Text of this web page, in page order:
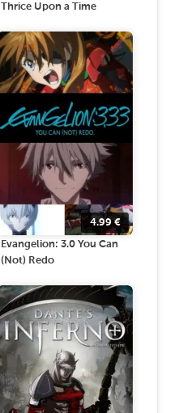
Thrice Upon a Time
4.99€
Evangelion: 3.0 You Can
(Not) Redo